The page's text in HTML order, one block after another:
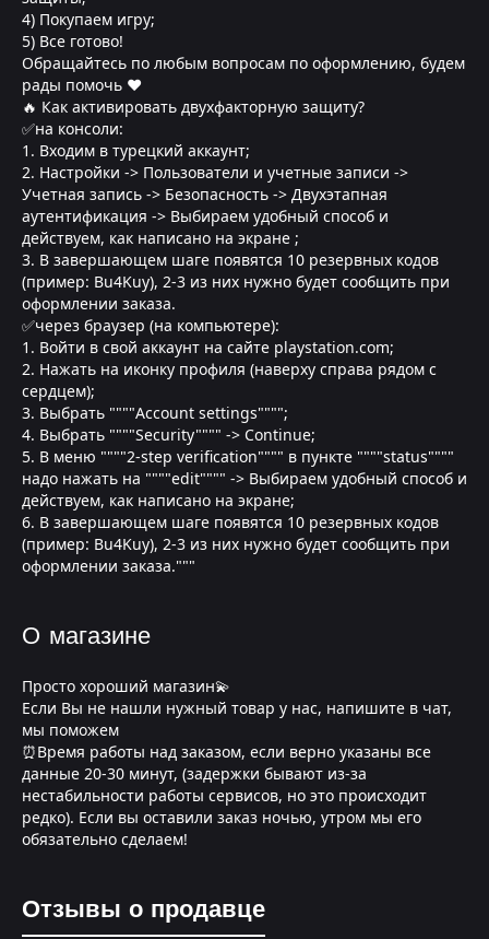
4) Покупаем игру;
5) Все готово!
Обращайтесь по любым вопросам по оформлению, будем
рады помочь ❤
🔥 Как активировать двухфакторную защиту?
✅на консоли:
1. Входим в турецкий аккаунт;
2. Настройки -> Пользователи и учетные записи ->
Учетная запись -> Безопасность -> Двухэтапная
аутентификация -> Выбираем удобный способ и
действуем, как написано на экране ;
3. В завершающем шаге появятся 10 резервных кодов
(пример: Bu4Kuy), 2-3 из них нужно будет сообщить при
оформлении заказа.
✅через браузер (на компьютере):
1. Войти в свой аккаунт на сайте playstation.com;
2. Нажать на иконку профиля (наверху справа рядом с
сердцем);
3. Выбрать """"Account settings"""";
4. Выбрать """"Security"""" -> Continue;
5. В меню """"2-step verification"""" в пункте """"status""""
надо нажать на """"edit"""" -> Выбираем удобный способ и
действуем, как написано на экране;
6. В завершающем шаге появятся 10 резервных кодов
(пример: Bu4Kuy), 2-3 из них нужно будет сообщить при
оформлении заказа."""
О магазине
Просто хороший магазин💫
Если Вы не нашли нужный товар у нас, напишите в чат,
мы поможем
⏰Время работы над заказом, если верно указаны все
данные 20-30 минут, (задержки бывают из-за
нестабильности работы сервисов, но это происходит
редко). Если вы оставили заказ ночью, утром мы его
обязательно сделаем!
Отзывы о продавце